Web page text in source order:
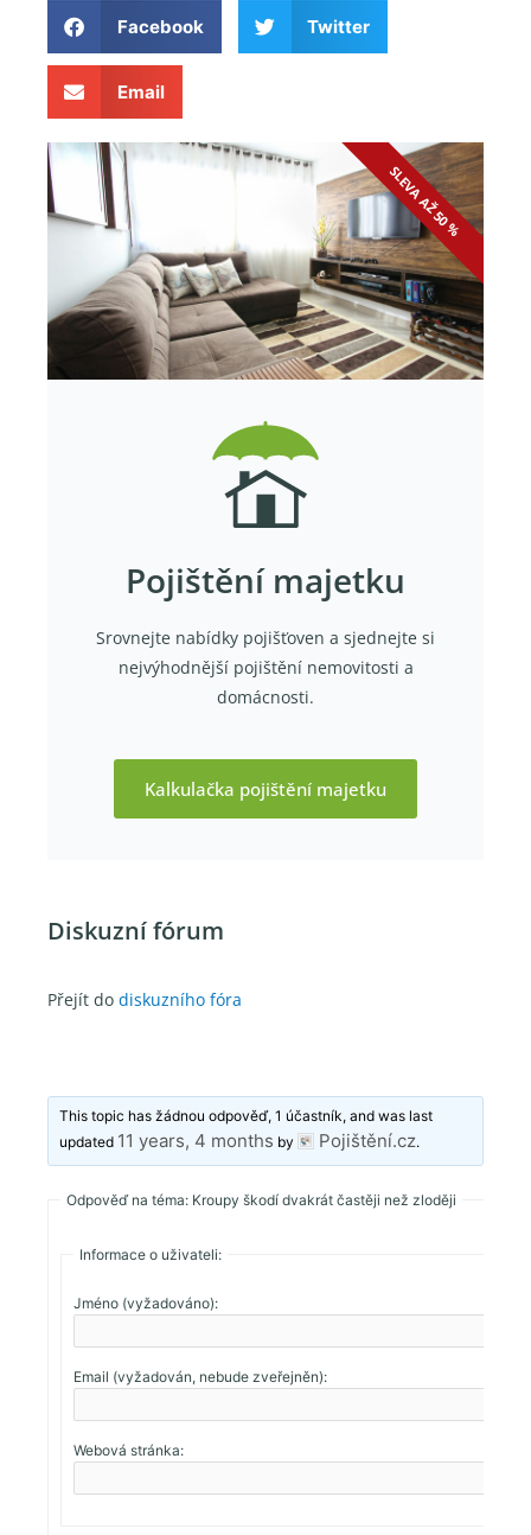
Facebook Twitter
Email
Pojištění majetku
Srovnejte nabídky pojišťoven a sjednejte si
nejvýhodnější pojištění nemovitosti a
domácnosti.
Kalkulačka pojištění majetku
SLEVA AŽ 50 %
Diskuzní fórum
Přejít do diskuzního fóra
This topic has žádnou odpověď, 1 účastník, and was last
updated 11 years, 4 months by Pojištění.cz.
Odpověď na téma: Kroupy škodí dvakrát častěji než zloději
Informace o uživateli:
Jméno (vyžadováno):
Email (vyžadován, nebude zveřejněn):
Webová stránka: